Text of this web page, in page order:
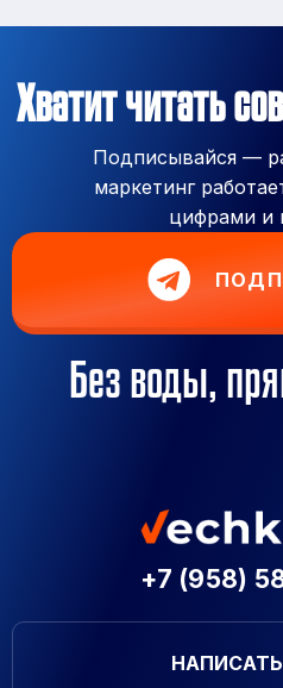
Хватит читать
Подписывайся —
маркетинг
цифрами и
Без воды,
+7 (958)